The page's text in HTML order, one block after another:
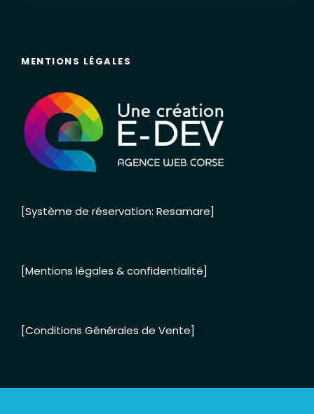
MENTIONS LÉGALES
[Système de réservation: Resamare]
[Mentions légales & confidentialité]
[Conditions Générales de Vente]